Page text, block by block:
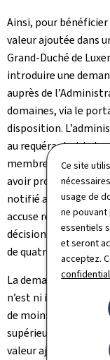
Ce site
usage de
ne pouvant
essentiels
et seront
acceptez.
Ainsi, pour
valeur ajoutée dans
Grand-Duché de
introduire une
auprès de
domaines, via le
disposition.
au requérant et la
membre auprès
avoir procédé à un
notifié au requérant.
accuse réception de
décision
de quatre mois à
La demande de
n’est ni inférieure à
de moins de trois
supérieure à une
valeur ajoutée